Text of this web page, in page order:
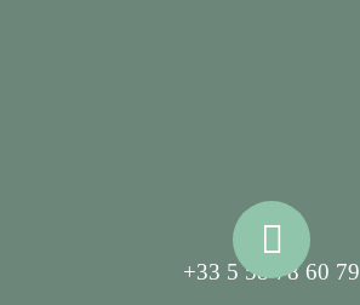
+33 5 58 78 60 79